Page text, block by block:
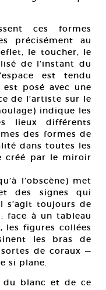
ces formes
précisément au
le toucher, le
de l’instant du
est tendu
posé avec une
de l’artiste sur le
indique les
lieux différents
des formes de
dans toutes les
créé par le miroir
l’obscène) met
des signes qui
s’agit toujours de
face à un tableau
figures collées
les bras de
de coraux —
si plane.
du blanc et de ce